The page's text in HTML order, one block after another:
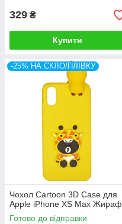
329 ₴
Купити
-25% НА СКЛО/ПЛІВКУ
Чохол Cartoon 3D Case для
Apple iPhone XS Max Жираф
Готово до відправки